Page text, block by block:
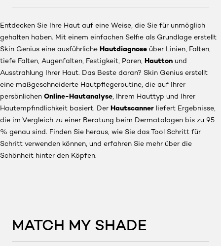
Entdecken Sie Ihre Haut auf eine Weise, die Sie für unmöglich
gehalten haben. Mit einem einfachen Selfie als Grundlage erstellt
Skin Genius eine ausführliche Hautdiagnose über Linien, Falten,
tiefe Falten, Augenfalten, Festigkeit, Poren, Hautton und
Ausstrahlung Ihrer Haut. Das Beste daran? Skin Genius erstellt
eine maßgeschneiderte Hautpflegeroutine, die auf Ihrer
persönlichen Online-Hautanalyse , Ihrem Hauttyp und Ihrer
Hautempfindlichkeit basiert. Der Hautscanner liefert Ergebnisse,
die im Vergleich zu einer Beratung beim Dermatologen bis zu 95
% genau sind. Finden Sie heraus, wie Sie das Tool Schritt für
Schritt verwenden können, und erfahren Sie mehr über die
Schönheit hinter den Köpfen.
MATCH MY SHADE